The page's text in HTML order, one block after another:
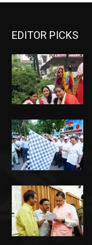
EDITOR PICKS